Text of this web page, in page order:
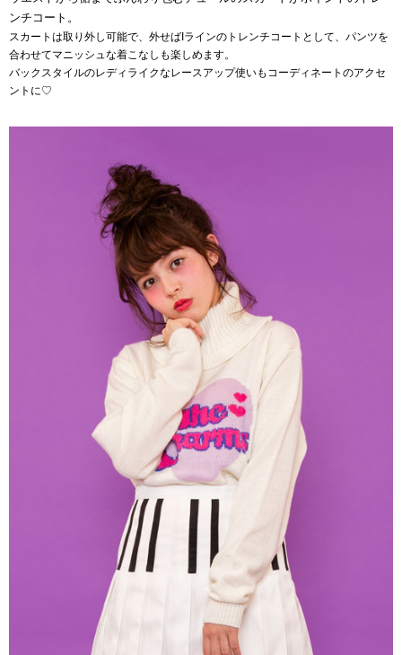
ンチコート。
スカートは取り外し可能で、外せばIラインのトレンチコートとして、パンツを
合わせてマニッシュな着こなしも楽しめます。
バックスタイルのレディライクなレースアップ使いもコーディネートのアクセ
ントに♡